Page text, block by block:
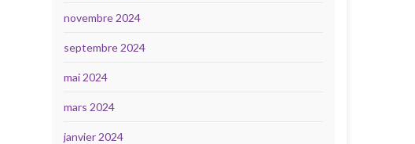
novembre 2024
septembre 2024
mai 2024
mars 2024
janvier 2024